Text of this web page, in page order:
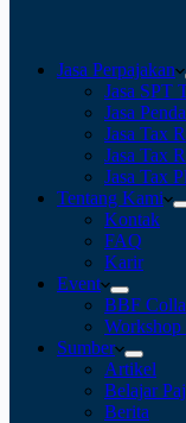
Jasa Perpajakan
Jasa SPT
Jasa
Jasa Tax
Jasa Tax
Jasa Tax
Tentang Kami
Kontak
FAQ
Karir
Event
BBF
Workshop
Sumber
Artikel
Belajar
Berita